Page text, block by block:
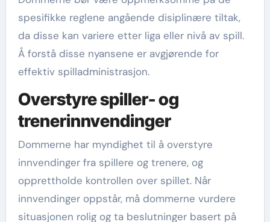
spesifikke reglene angående disiplinære tiltak,
da disse kan variere etter liga eller nivå av spill.
Å forstå disse nyansene er avgjørende for
effektiv spilladministrasjon.
Overstyre spiller- og
trenerinnvendinger
Dommerne har myndighet til å overstyre
innvendinger fra spillere og trenere, og
opprettholde kontrollen over spillet. Når
innvendinger oppstår, må dommerne vurdere
situasjonen rolig og ta beslutninger basert på